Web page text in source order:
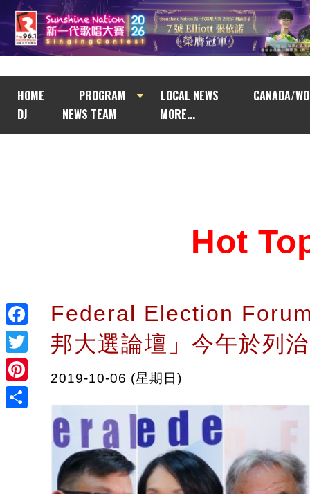
HOME PROGRAM LOCAL NEWS
CANADA/
DJ
NEWS TEAM MORE...
Facebook
Twitter
Pinterest
Hot
Federal Election
邦大選論壇」今午於列
2019-10-06 (星期日)